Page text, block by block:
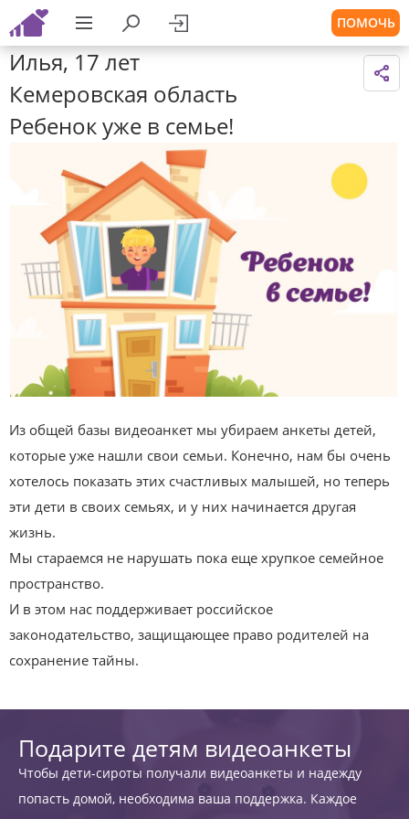
ПОМОЧЬ
Илья, 17 лет
Кемеровская область
Ребенок уже в семье!
Из общей базы видеоанкет мы убираем анкеты детей,
которые уже нашли свои семьи. Конечно, нам бы очень
хотелось показать этих счастливых малышей, но теперь
эти дети в своих семьях, и у них начинается другая
жизнь.
Мы стараемся не нарушать пока еще хрупкое семейное
пространство.
И в этом нас поддерживает российское
законодательство, защищающее право родителей на
сохранение тайны.
Подарите детям видеоанкеты
Чтобы дети-сироты получали видеоанкеты и надежду
попасть домой, необходима ваша поддержка. Каждое